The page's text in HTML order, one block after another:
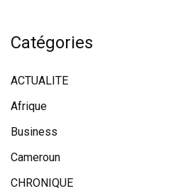
Catégories
ACTUALITE
Afrique
Business
Cameroun
CHRONIQUE